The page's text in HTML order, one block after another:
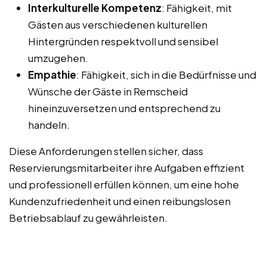
Interkulturelle Kompetenz: Fähigkeit, mit
Gästen aus verschiedenen kulturellen
Hintergründen respektvoll und sensibel
umzugehen.
Empathie: Fähigkeit, sich in die Bedürfnisse und
Wünsche der Gäste in Remscheid
hineinzuversetzen und entsprechend zu
handeln.
Diese Anforderungen stellen sicher, dass
Reservierungsmitarbeiter ihre Aufgaben effizient
und professionell erfüllen können, um eine hohe
Kundenzufriedenheit und einen reibungslosen
Betriebsablauf zu gewährleisten.